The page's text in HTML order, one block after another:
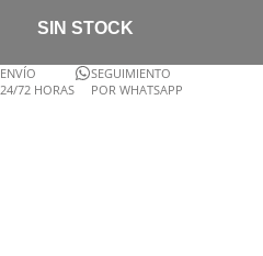
SIN STOCK
ENVÍO
24/72 HORAS
SEGUIMIENTO
POR WHATSAPP